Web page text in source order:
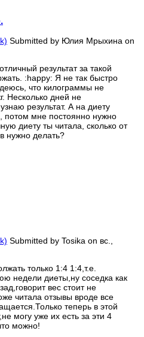
Submitted by Юлия Мрыхина on
результат за такой
:happy: Я не так быстро
что килограммы не
Несколько дней не
результат. А на диету
потом мне постоянно нужно
диету ты читала, сколько от
нужно делать?
Submitted by Tosika on вс.,
только 1:4 1:4,т.е.
недели диеты,ну соседка как
вес стоит не
читала отзывы вроде все
теперь в этой
могу уже их есть за эти 4
можно!